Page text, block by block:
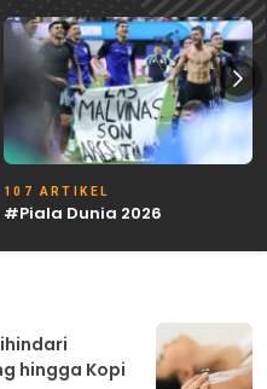
107 ARTIKEL
#Piala Dunia 2026
hingga Kopi